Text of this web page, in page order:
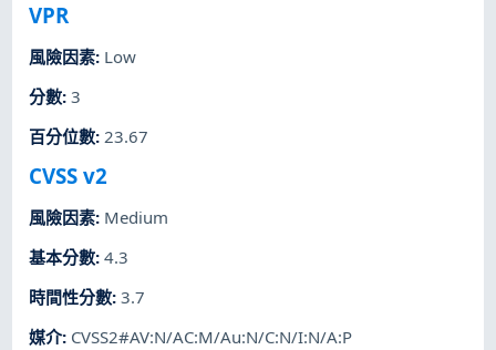
VPR
風險因素: Low
分數:3
百分位數:23.67
CVSS v2
風險因素: Medium
基本分數:4.3
時間性分數:3.7
媒介: CVSS2#AV:N/AC:M/Au:N/C:N/I:N/A:P